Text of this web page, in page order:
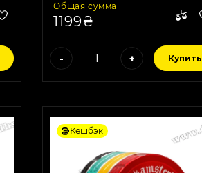
Общая сумма
1199₴
- + Купить
Кешбэк